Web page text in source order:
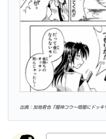
出典：加地君也『闇神コウ〜暗闇にドッキ